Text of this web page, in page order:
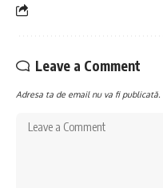
Leave a Comment
Adresa ta de email nu va fi publicată.